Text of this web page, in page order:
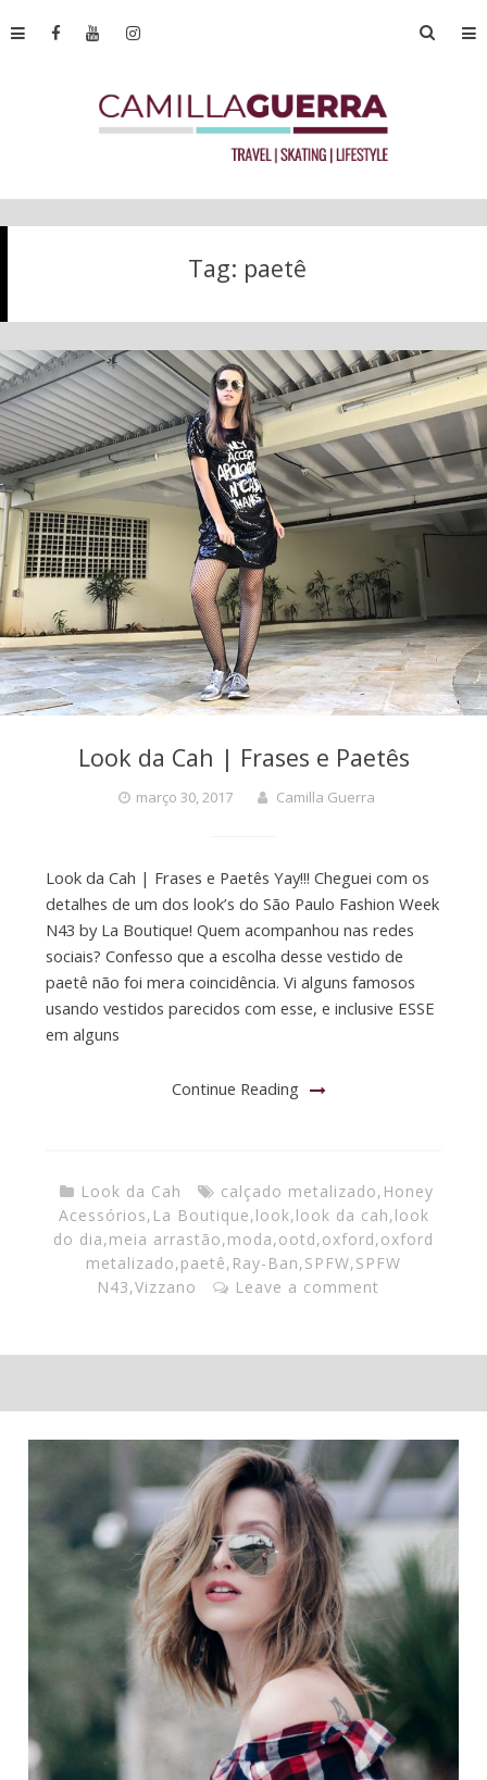
Tag: paetê
Look da Cah | Frases e Paetês
março 30, 2017 Camilla Guerra
Look da Cah | Frases e Paetês Yay!!! Cheguei com os
detalhes de um dos look’s do São Paulo Fashion Week
N43 by La Boutique! Quem acompanhou nas redes
sociais? Confesso que a escolha desse vestido de
paetê não foi mera coincidência. Vi alguns famosos
usando vestidos parecidos com esse, e inclusive ESSE
em alguns
Continue Reading
Look da Cah calçado metalizado, Honey
Acessórios, La Boutique,look,look da cah,look
do dia,meia arrastão,moda,ootd,oxford,oxford
metalizado,paetê, Ray-Ban,SPFW,SPFW
N43,Vizzano Leave a comment